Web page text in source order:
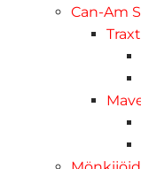
Can-Am